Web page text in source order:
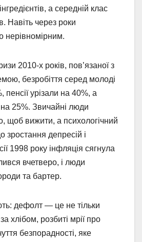
а середній клас
Навіть через роки
нерівномірним.
2010-х років, пов’язаної з
безробіття серед молоді
урізали на 40%, а
25%. Звичайні люди
щоб вижити, а психологічний
зростання депресій і
1998 року інфляція сягнула
вчетверо, і люди
та бартер.
дефолт — це не тільки
хлібом, розбиті мрії про
безпорадності, яке